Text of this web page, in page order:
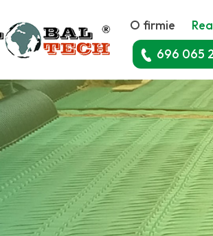
O firmie
696 065